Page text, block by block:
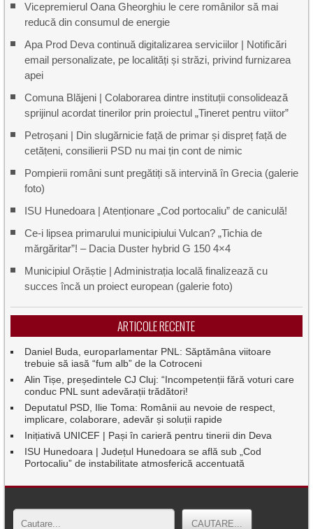
Vicepremierul Oana Gheorghiu le cere românilor să mai
reducă din consumul de energie
Apa Prod Deva continuă digitalizarea serviciilor | Notificări
email personalizate, pe localități și străzi, privind furnizarea
apei
Comuna Blăjeni | Colaborarea dintre instituții consolidează
sprijinul acordat tinerilor prin proiectul „Tineret pentru viitor”
Petroșani | Din slugărnicie față de primar și dispreț față de
cetățeni, consilierii PSD nu mai țin cont de nimic
Pompierii români sunt pregătiți să intervină în Grecia (galerie
foto)
ISU Hunedoara | Atenționare „Cod portocaliu” de caniculă!
Ce-i lipsea primarului municipiului Vulcan? „Tichia de
mărgăritar”! – Dacia Duster hybrid G 150 4×4
Municipiul Orăștie | Administrația locală finalizează cu
succes încă un proiect european (galerie foto)
ARTICOLE RECENTE
Daniel Buda, europarlamentar PNL: Săptămâna viitoare
trebuie să iasă “fum alb” de la Cotroceni
Alin Tișe, președintele CJ Cluj: “Incompetenții fără voturi care
conduc PNL sunt adevărații trădători!
Deputatul PSD, Ilie Toma: Românii au nevoie de respect,
implicare, colaborare, adevăr și soluții rapide
Inițiativă UNICEF | Pași în carieră pentru tinerii din Deva
ISU Hunedoara | Județul Hunedoara se află sub „Cod
Portocaliu” de instabilitate atmosferică accentuată